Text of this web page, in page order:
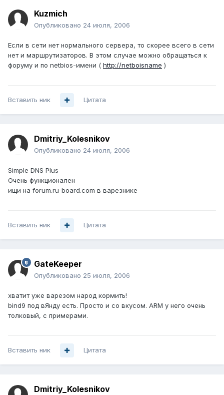
Kuzmich
Опубликовано 24 июля, 2006
Если в сети нет нормального сервера, то скорее всего в сети
нет и маршрутизаторов. В этом случае можно обращаться к
форуму и по netbios-имени ( http://netboisname )
Вставить ник Цитата
Dmitriy_Kolesnikov
Опубликовано 24 июля, 2006
Simple DNS Plus
Очень функционален
ищи на forum.ru-board.com в варезнике
Вставить ник Цитата
GateKeeper
Опубликовано 25 июля, 2006
хватит уже варезом народ кормить!
bind9 под вЯнду есть. Просто и со вкусом. ARM у него очень
толковый, с примерами.
Вставить ник Цитата
Dmitriy_Kolesnikov